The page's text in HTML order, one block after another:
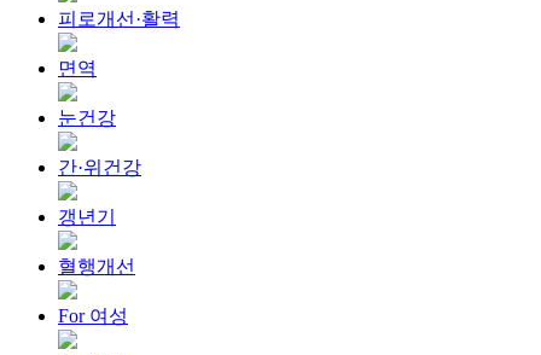
피로개선·활력
면역
눈건강
간·위건강
갱년기
혈행개선
For 여성